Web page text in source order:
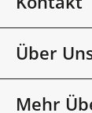
Über
Mehr